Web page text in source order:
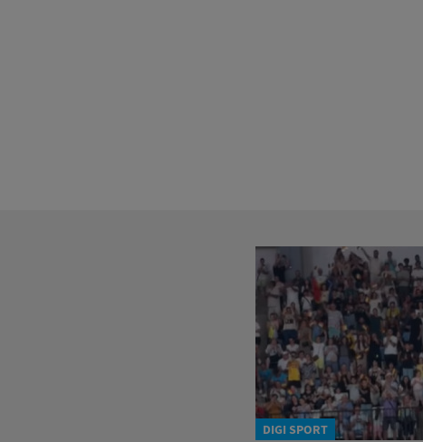
DIGI SPORT